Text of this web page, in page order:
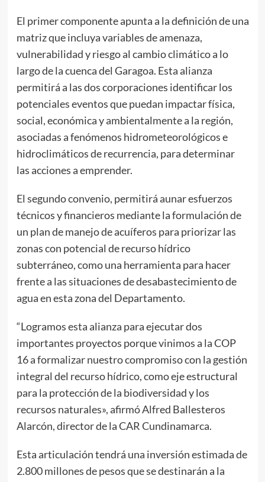
El primer componente apunta a la definición de una
matriz que incluya variables de amenaza,
vulnerabilidad y riesgo al cambio climático a lo
largo de la cuenca del Garagoa. Esta alianza
permitirá a las dos corporaciones identificar los
potenciales eventos que puedan impactar física,
social, económica y ambientalmente a la región,
asociadas a fenómenos hidrometeorológicos e
hidroclimáticos de recurrencia, para determinar
las acciones a emprender.
El segundo convenio, permitirá aunar esfuerzos
técnicos y financieros mediante la formulación de
un plan de manejo de acuíferos para priorizar las
zonas con potencial de recurso hídrico
subterráneo, como una herramienta para hacer
frente a las situaciones de desabastecimiento de
agua en esta zona del Departamento.
“Logramos esta alianza para ejecutar dos
importantes proyectos porque vinimos a la COP
16 a formalizar nuestro compromiso con la gestión
integral del recurso hídrico, como eje estructural
para la protección de la biodiversidad y los
recursos naturales», afirmó Alfred Ballesteros
Alarcón, director de la CAR Cundinamarca.
Esta articulación tendrá una inversión estimada de
2.800 millones de pesos que se destinarán a la